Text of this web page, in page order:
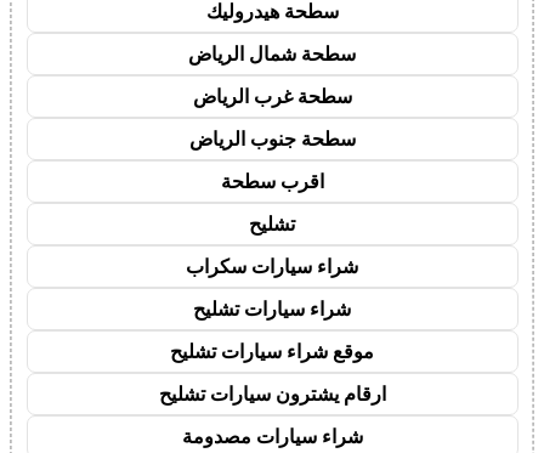
سطحة هيدروليك
سطحة شمال الرياض
سطحة غرب الرياض
سطحة جنوب الرياض
اقرب سطحة
تشليح
شراء سيارات سكراب
شراء سيارات تشليح
موقع شراء سيارات تشليح
ارقام يشترون سيارات تشليح
شراء سيارات مصدومة